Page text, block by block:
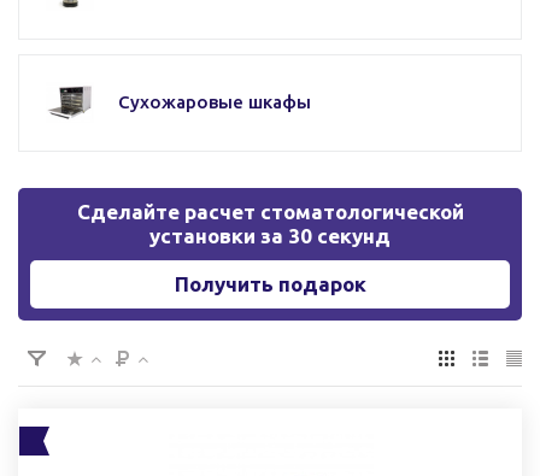
Сухожаровые шкафы
Сделайте расчет стоматологической
установки за 30 секунд
Получить подарок